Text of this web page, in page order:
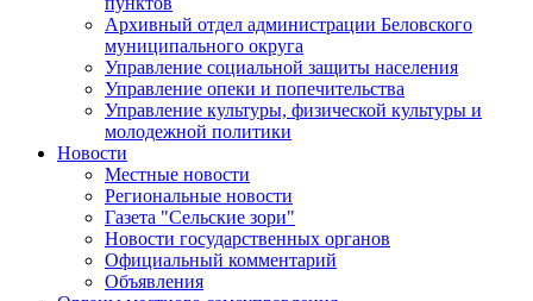
Архивный отдел администрации Беловского
муниципального округа
Управление социальной защиты населения
Управление опеки и попечительства
Управление культуры, физической культуры и
молодежной политики
Новости
Местные новости
Региональные новости
Газета "Сельские зори"
Новости государственных органов
Официальный комментарий
Объявления